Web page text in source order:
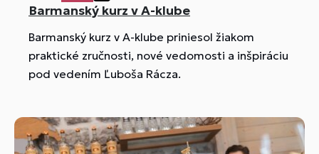
Barmanský kurz v A-klube
Barmanský kurz v A-klube priniesol žiakom
praktické zručnosti, nové vedomosti a inšpiráciu
pod vedením Ľuboša Rácza.